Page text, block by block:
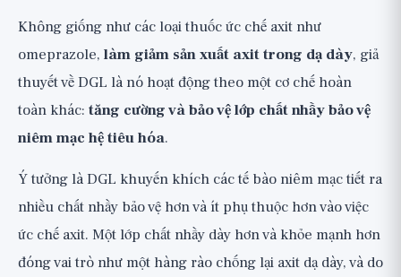
Không giống như các loại thuốc ức chế axit như
omeprazole, làm giảm sản xuất axit trong dạ dày, giả
thuyết về DGL là nó hoạt động theo một cơ chế hoàn
toàn khác: tăng cường và bảo vệ lớp chất nhầy bảo vệ
niêm mạc hệ tiêu hóa.
Ý tưởng là DGL khuyến khích các tế bào niêm mạc tiết ra
nhiều chất nhầy bảo vệ hơn và ít phụ thuộc hơn vào việc
ức chế axit. Một lớp chất nhầy dày hơn và khỏe mạnh hơn
đóng vai trò như một hàng rào chống lại axit dạ dày, và do